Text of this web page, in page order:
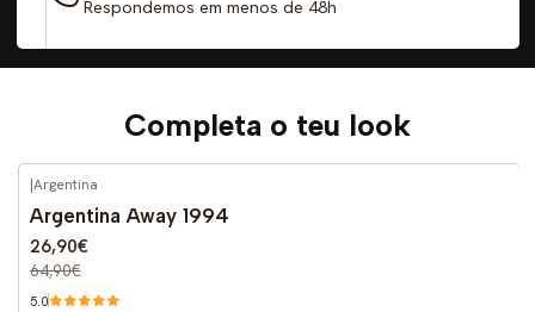
Respondemos em menos de 48h
Completa o teu look
DESCONTO
|Argentina
Argentina Away 1994
26,90€
64,90€
5.0